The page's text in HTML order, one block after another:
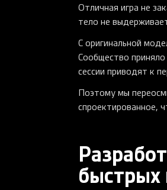
Отличная игра не
тело не
С оригинальной
Сообщество
сессии приводят к
Поэтому мы
спроектированное,
быстрых